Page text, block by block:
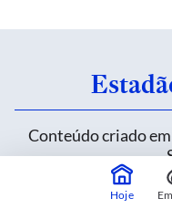
Conteúdo criado
Hoje